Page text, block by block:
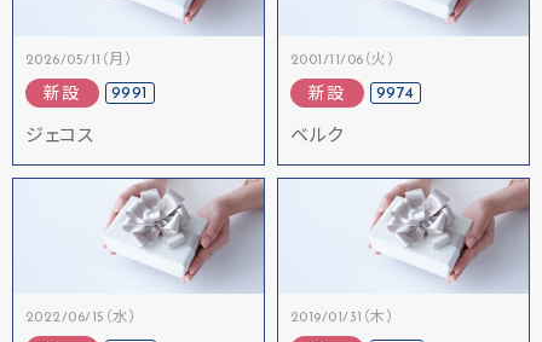
2026/05/11（月）
新設 9991
ジェコス
2001/11/06（火）
新設 9974
ベルク
2022/06/15（水） 2019/01/31（木）